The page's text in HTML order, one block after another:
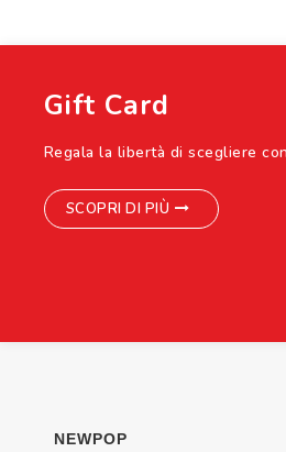
Gift Card
Regala la libertà di scegliere
SCOPRI DI PIÙ
NEWPOP